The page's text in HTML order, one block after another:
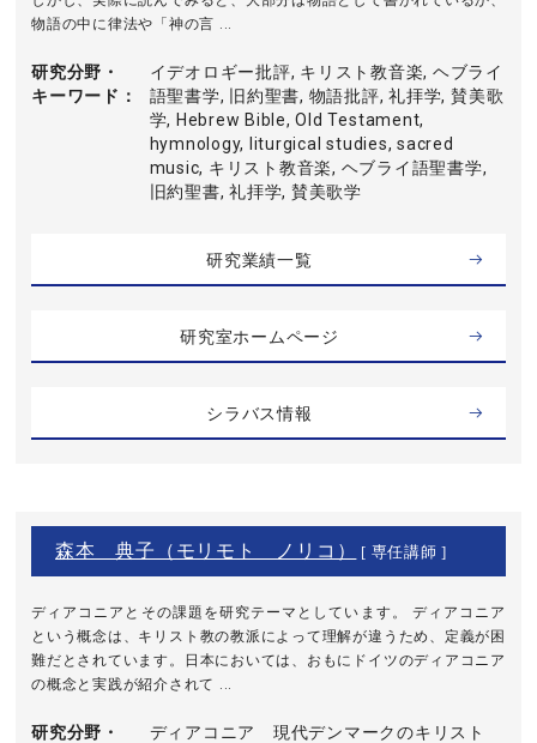
物語の中に律法や「神の言 ...
研究分野・
キーワード
イデオロギー批評, キリスト教音楽, ヘブライ
語聖書学, 旧約聖書, 物語批評, 礼拝学, 賛美歌
学, Hebrew Bible, Old Testament,
hymnology, liturgical studies, sacred
music, キリスト教音楽, ヘブライ語聖書学,
旧約聖書, 礼拝学, 賛美歌学
研究業績一覧
研究室ホームページ
シラバス情報
森本 典子（モリモト ノリコ） [ 専任講師 ]
ディアコニアとその課題を研究テーマとしています。 ディアコニア
という概念は、キリスト教の教派によって理解が違うため、定義が困
難だとされています。日本においては、おもにドイツのディアコニア
の概念と実践が紹介されて ...
研究分野・
ディアコニア 現代デンマークのキリスト